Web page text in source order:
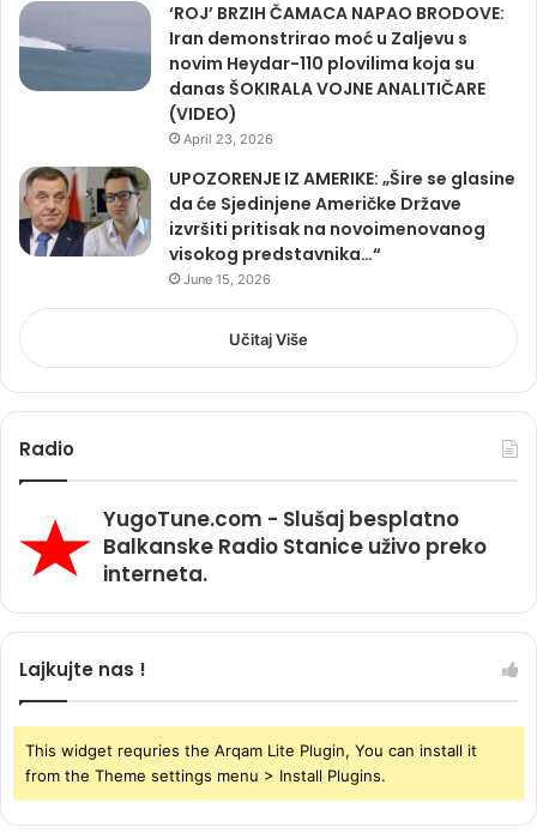
‘ROJ’ BRZIH ČAMACA NAPAO BRODOVE:
Iran demonstrirao moć u Zaljevu s
novim Heydar-110 plovilima koja su
danas ŠOKIRALA VOJNE ANALITIČARE
(VIDEO)
April 23, 2026
UPOZORENJE IZ AMERIKE: „Šire se glasine
da će Sjedinjene Američke Države
izvršiti pritisak na novoimenovanog
visokog predstavnika…“
June 15, 2026
Učitaj Više
Radio
YugoTune.com - Slušaj besplatno
Balkanske Radio Stanice uživo preko
interneta.
Lajkujte nas !
This widget requries the Arqam Lite Plugin, You can install it
from the Theme settings menu > Install Plugins.